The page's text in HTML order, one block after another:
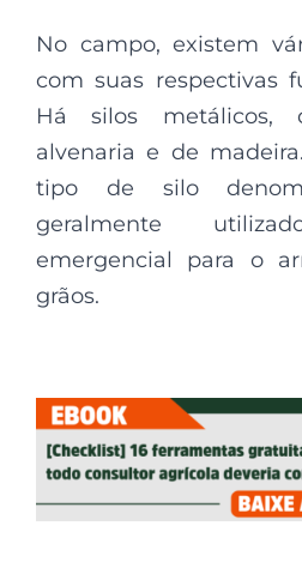
No campo, existem
com suas respectivas
Há silos metálicos,
alvenaria e de
tipo de silo
geralmente
emergencial para o
grãos.